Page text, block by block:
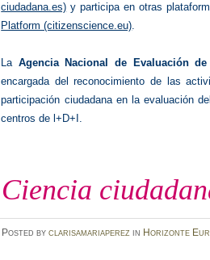
ciudadana.es) y participa en otras
Platform (citizenscience.eu).
La Agencia Nacional de Evaluación
encargada del reconocimiento de las
participación ciudadana en la evaluación
centros de l+D+I.
Ciencia
Posted by clarisamariaperezin Horizonte